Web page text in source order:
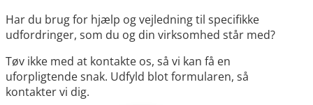
Har du brug for hjælp og vejledning til specifikke
udfordringer, som du og din virksomhed står med?
Tøv ikke med at kontakte os, så vi kan få en
uforpligtende snak. Udfyld blot formularen, så
kontakter vi dig.